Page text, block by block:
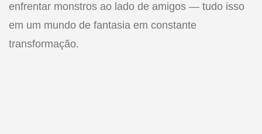
enfrentar monstros ao lado de amigos — tudo isso
em um mundo de fantasia em constante
transformação.